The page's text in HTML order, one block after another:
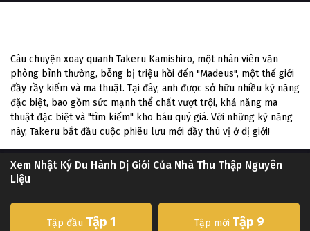
Câu chuyện xoay quanh Takeru Kamishiro, một nhân viên văn
phòng bình thường, bỗng bị triệu hồi đến "Madeus", một thế giới
đầy rầy kiếm và ma thuật. Tại đây, anh được sở hữu nhiều kỹ năng
đặc biệt, bao gồm sức mạnh thể chất vượt trội, khả năng ma
thuật đặc biệt và "tìm kiếm" kho báu quý giá. Với những kỹ năng
này, Takeru bắt đầu cuộc phiêu lưu mới đầy thú vị ở dị giới!
Xem Nhật Ký Du Hành Dị Giới Của Nhà Thu Thập Nguyên
Liệu
Tập đầu Tập 1 Tập mới Tập 9